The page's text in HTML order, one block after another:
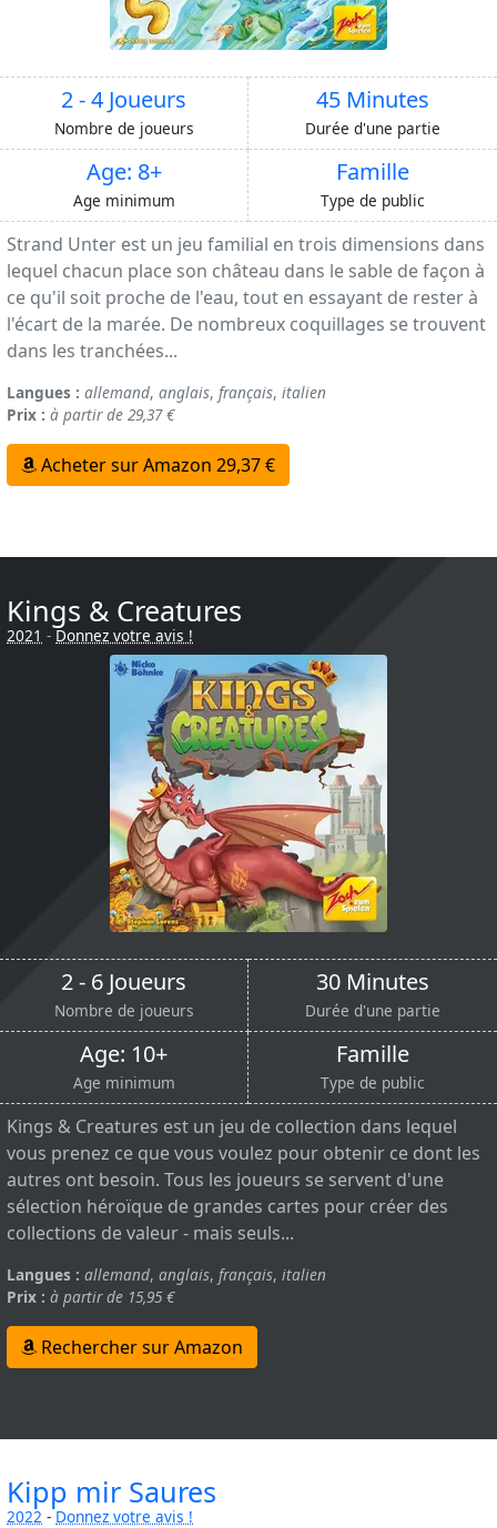
2 - 4 Joueurs
Nombre de joueurs
45 Minutes
Durée d'une partie
Age: 8+
Age minimum
Famille
Type de public
Strand Unter est un jeu familial en trois dimensions dans
lequel chacun place son château dans le sable de façon à
ce qu'il soit proche de l'eau, tout en essayant de rester à
l'écart de la marée. De nombreux coquillages se trouvent
dans les tranchées...
Langues : allemand, anglais, français, italien
Prix : à partir de 29,37 €
Acheter sur Amazon 29,37 €
Kings & Creatures
2021 -Donnez votre avis !
2 - 6 Joueurs
Nombre de joueurs
30 Minutes
Durée d'une partie
Age: 10+
Age minimum
Famille
Type de public
Kings & Creatures est un jeu de collection dans lequel
vous prenez ce que vous voulez pour obtenir ce dont les
autres ont besoin. Tous les joueurs se servent d'une
sélection héroïque de grandes cartes pour créer des
collections de valeur - mais seuls...
Langues : allemand, anglais, français, italien
Prix : à partir de 15,95 €
Rechercher sur Amazon
Kipp mir Saures
2022 -Donnez votre avis !